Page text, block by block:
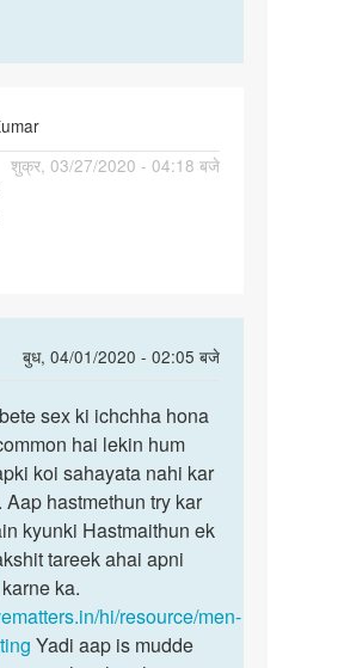
शुक्र, 03/27/2020 - 04:18 बजे
बुध, 04/01/2020 - 02:05 बजे
sex ki ichchha hona
hai lekin hum
koi sahayata nahi kar
Aap hastmethun try kar
kyunki Hastmaithun ek
tareek ahai apni
ka.
hi/resource/men-
Yadi aap is mudde